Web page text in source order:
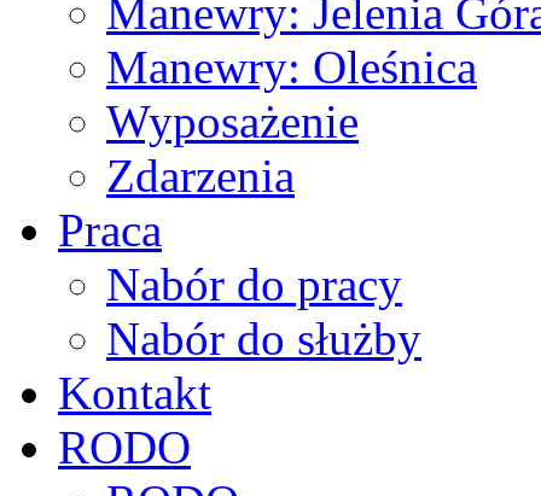
Manewry: Jelenia
Manewry: Oleśnica
Wyposażenie
Zdarzenia
Praca
Nabór do pracy
Nabór do służby
Kontakt
RODO